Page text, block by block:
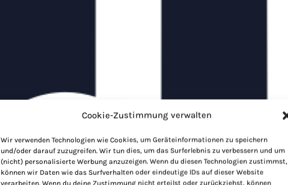
Cookie-Zustimmung verwalten
Wir verwenden Technologien wie Cookies, um Geräteinformationen zu speichern
und/oder darauf zuzugreifen. Wir tun dies, um das Surferlebnis zu verbessern und um
(nicht) personalisierte Werbung anzuzeigen. Wenn du diesen Technologien zustimmst,
können wir Daten wie das Surfverhalten oder eindeutige IDs auf dieser Website
verarbeiten. Wenn du deine Zustimmung nicht erteilst oder zurückziehst, können